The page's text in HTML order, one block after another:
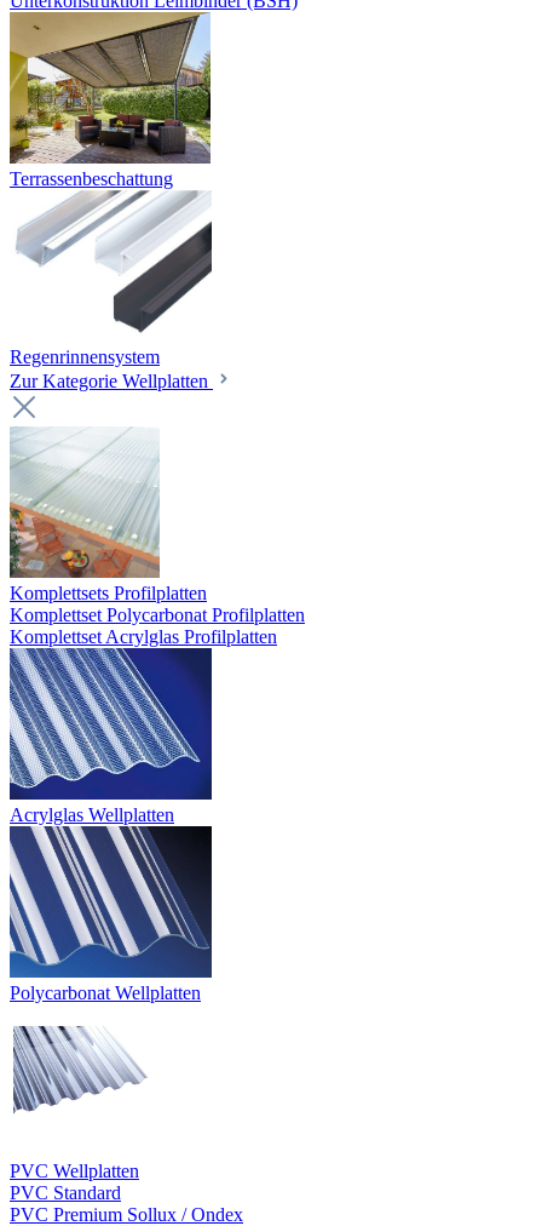
Terrassenbeschattung
Regenrinnensystem
Zur Kategorie Wellplatten
Komplettsets Profilplatten
Komplettset Polycarbonat Profilplatten
Komplettset Acrylglas Profilplatten
Acrylglas Wellplatten
Polycarbonat Wellplatten
PVC Wellplatten
PVC Standard
PVC Premium Sollux / Ondex